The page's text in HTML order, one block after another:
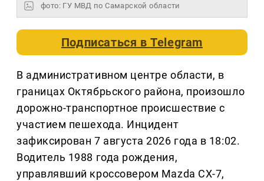
фото: ГУ МВД по Самарской области
Подписаться вTelegram
В административном центре области, в
границах Октябрьского района, произошло
дорожно-транспортное происшествие с
участием пешехода. Инцидент
зафиксирован 7 августа 2026 года в 18:02.
Водитель 1988 года рождения,
управлявший кроссовером Mazda CX-7,